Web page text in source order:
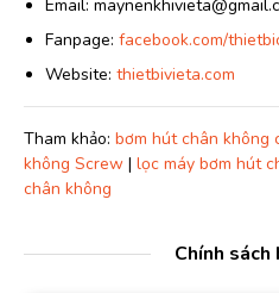
Email:
Fanpage: facebook.com/
Website: thietbivieta.com
Tham khảo: bơm hút chân không
không Screw | lọc máy bơm hút
chân không
Chính sách